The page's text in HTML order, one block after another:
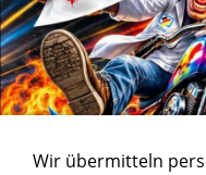
Wir übermitteln